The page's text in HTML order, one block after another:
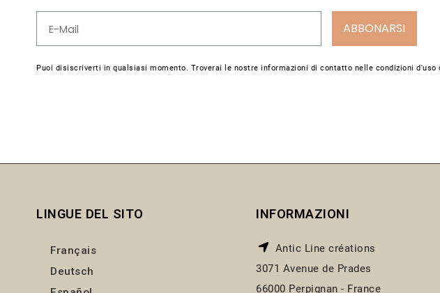
ABBONARSI
Puoi disiscriverti in qualsiasi momento. Troverai le nostre informazioni di contatto nelle condizioni d'uso
LINGUE DEL SITO
Français
Deutsch
INFORMAZIONI
Antic Line créations
3071 Avenue de Prades
66000 Perpignan - France